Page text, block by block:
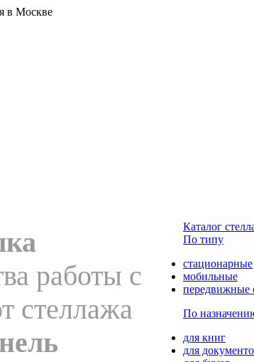
в Москве
работы с
стеллажа
Каталог
По типу
стационарные
мобильные
передвижные
По
для книг
для